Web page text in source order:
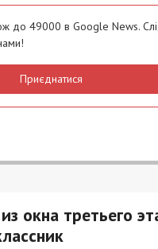
до 49000 в Google News.
Приєднатися
окна третьего